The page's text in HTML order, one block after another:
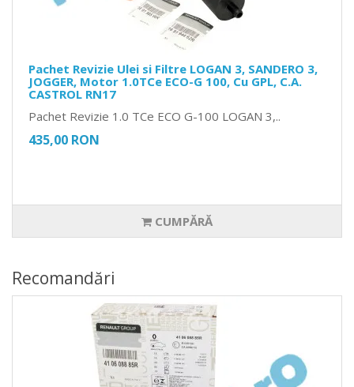
Pachet Revizie Ulei si Filtre LOGAN 3, SANDERO 3,
JOGGER, Motor 1.0TCe ECO-G 100, Cu GPL, C.A.
CASTROL RN17
Pachet Revizie 1.0 TCe ECO G-100 LOGAN 3,..
435,00 RON
CUMPĂRĂ
Recomandări